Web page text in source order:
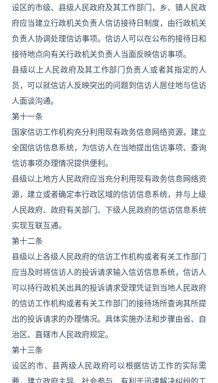
设区的市级、县级人民政府及其工作部门，乡、镇人民政
府应当建立行政机关负责人信访接待日制度，由行政机关
负责人协调处理信访事项。信访人可以在公布的接待日和
接待地点向有关行政机关负责人当面反映信访事项。
县级以上人民政府及其工作部门负责人或者其指定的人
员，可以就信访人反映突出的问题到信访人居住地与信访
人面谈沟通。
第十一条
国家信访工作机构充分利用现有政务信息网络资源，建立
全国信访信息系统，为信访人在当地提出信访事项、查询
信访事项办理情况提供便利。
县级以上地方人民政府应当充分利用现有政务信息网络资
源，建立或者确定本行政区域的信访信息系统，并与上级
人民政府、政府有关部门、下级人民政府的信访信息系统
实现互联互通。
第十二条
县级以上各级人民政府的信访工作机构或者有关工作部门
应当及时将信访人的投诉请求输入信访信息系统，信访人
可以持行政机关出具的投诉请求受理凭证到当地人民政府
的信访工作机构或者有关工作部门的接待场所查询其所提
出的投诉请求的办理情况。具体实施办法和步骤由省、自
治区、直辖市人民政府规定。
第十三条
设区的市、县两级人民政府可以根据信访工作的实际需
要，建立政府主导、社会参与、有利于迅速解决纠纷的工